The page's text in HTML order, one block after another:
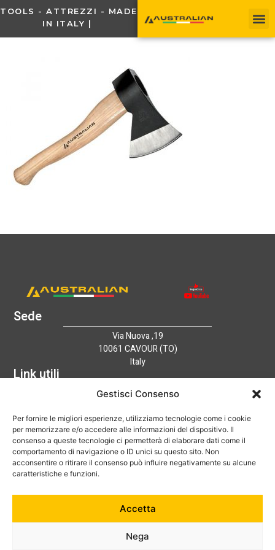
Gestisci Consenso
Per fornire le migliori esperienze, utilizziamo tecnologie come i cookie
per memorizzare e/o accedere alle informazioni del dispositivo. Il
consenso a queste tecnologie ci permetterà di elaborare dati come il
comportamento di navigazione o ID unici su questo sito. Non
acconsentire o ritirare il consenso può influire negativamente su alcune
caratteristiche e funzioni.
Accetta
Nega
TOOLS - ATTREZZI - MADE
IN ITALY |
Sede
Via Nuova ,19
10061 CAVOUR (TO)
Italy
Link utili
Home
Catalogo
Tecnologia
News
Contatti
Hai bisogno di aiuto?
+39 0121 600752
info@australian-srl.com